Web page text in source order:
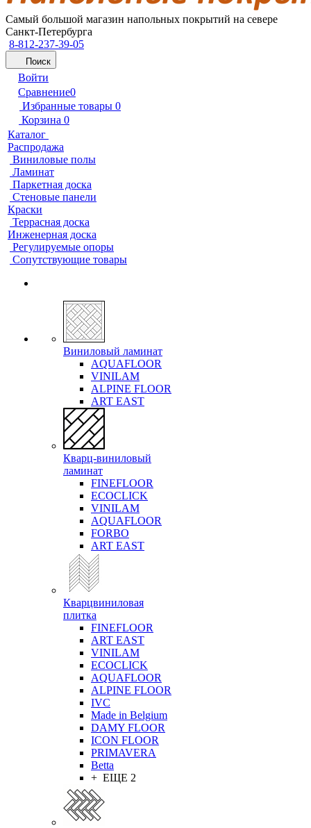
Самый большой магазин напольных покрытий на севере
Санкт-Петербурга
8-812-237-39-05
Поиск
Войти
Сравнение0
Избранные товары 0
Корзина 0
Каталог
Распродажа
Виниловые полы
Ламинат
Паркетная доска
Стеновые панели
Краски
Террасная доска
Инженерная доска
Регулируемые опоры
Сопутствующие товары
Виниловый ламинат
AQUAFLOOR
VINILAM
ALPINE FLOOR
ART EAST
Кварц-виниловый
ламинат
FINEFLOOR
ECOCLICK
VINILAM
AQUAFLOOR
FORBO
ART EAST
Кварцвиниловая
плитка
FINEFLOOR
ART EAST
VINILAM
ECOCLICK
AQUAFLOOR
ALPINE FLOOR
IVC
Made in Belgium
DAMY FLOOR
ICON FLOOR
PRIMAVERA
Betta
+ ЕЩЕ 2